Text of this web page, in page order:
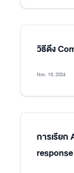
วิธีดึง
Nov. 13, 2024
การเรียก